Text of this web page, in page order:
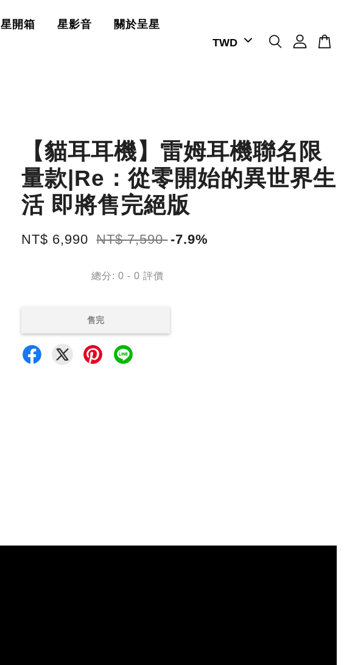
星開箱 星影音 關於呈星
【貓耳耳機】雷姆耳機聯名限
量款|Re：從零開始的異世界生
活 即將售完絕版
NT$ 6,990 NT$ 7,590 -7.9%
總分:0 -0 評價
售完